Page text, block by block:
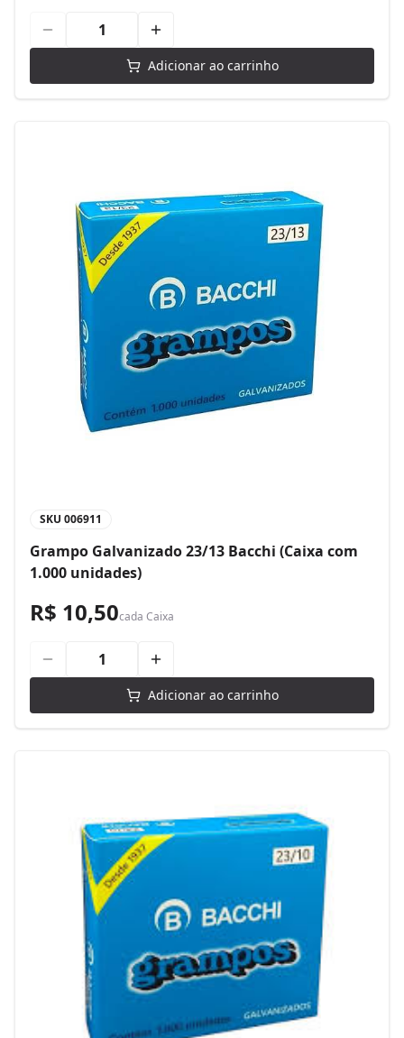
Adicionar ao carrinho
SKU 006911
Grampo Galvanizado 23/13 Bacchi (Caixa com
1.000 unidades)
R$ 10,50cada Caixa
Adicionar ao carrinho